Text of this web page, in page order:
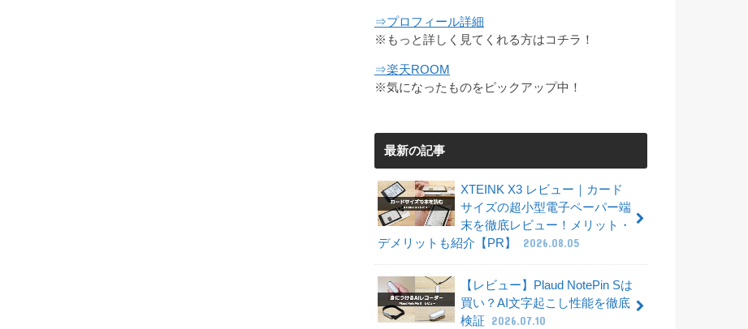
⇒プロフィール詳細
※もっと詳しく見てくれる方はコチラ！
⇒楽天ROOM
※気になったものをピックアップ中！
最新の記事
XTEINK X3 レビュー｜カード
サイズの超小型電子ペーパー端
末を徹底レビュー！メリット・
デメリットも紹介【PR】
2026.08.05
【レビュー】Plaud NotePin Sは
買い？AI文字起こし性能を徹底
検証
2026.07.10